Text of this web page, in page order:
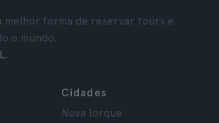
melhor forma de reservar tours e
o mundo.
Cidades
Nova Iorque